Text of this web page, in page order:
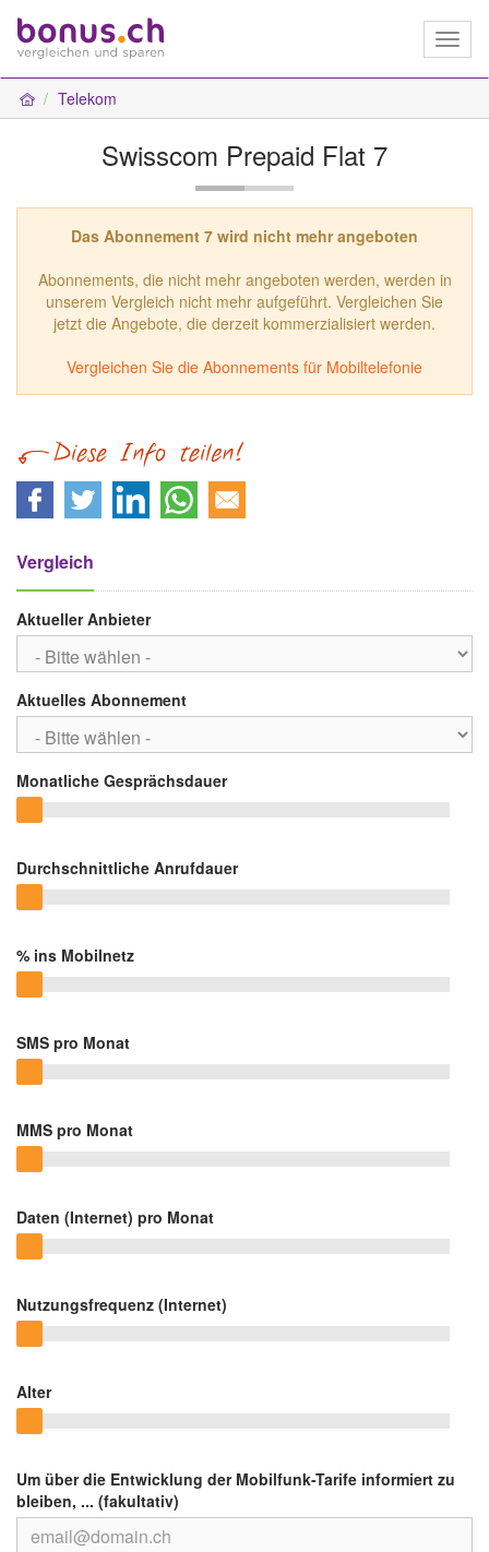
Telekom
Swisscom Prepaid Flat 7
Das Abonnement 7 wird nicht mehr angeboten
Abonnements, die nicht mehr angeboten werden, werden in
unserem Vergleich nicht mehr aufgeführt. Vergleichen Sie
jetzt die Angebote, die derzeit kommerzialisiert werden.
Vergleichen Sie die Abonnements für Mobiltelefonie
Vergleich
Aktueller Anbieter
Aktuelles Abonnement
Monatliche Gesprächsdauer
Durchschnittliche Anrufdauer
% ins Mobilnetz
SMS pro Monat
MMS pro Monat
Daten (Internet) pro Monat
Nutzungsfrequenz (Internet)
Alter
Um über die Entwicklung der Mobilfunk-Tarife informiert zu
bleiben, ... (fakultativ)